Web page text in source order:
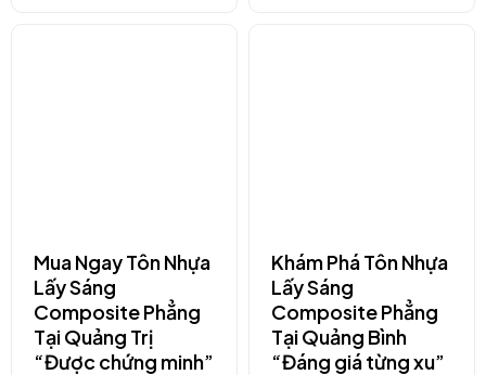
Mua Ngay Tôn Nhựa
Lấy Sáng
Composite Phẳng
Tại Quảng Trị
“Được chứng minh”
Khám Phá Tôn Nhựa
Lấy Sáng
Composite Phẳng
Tại Quảng Bình
“Đáng giá từng xu”